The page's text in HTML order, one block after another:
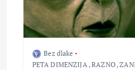
Bez dlake
PETA DIMENZIJA ,RAZNO,